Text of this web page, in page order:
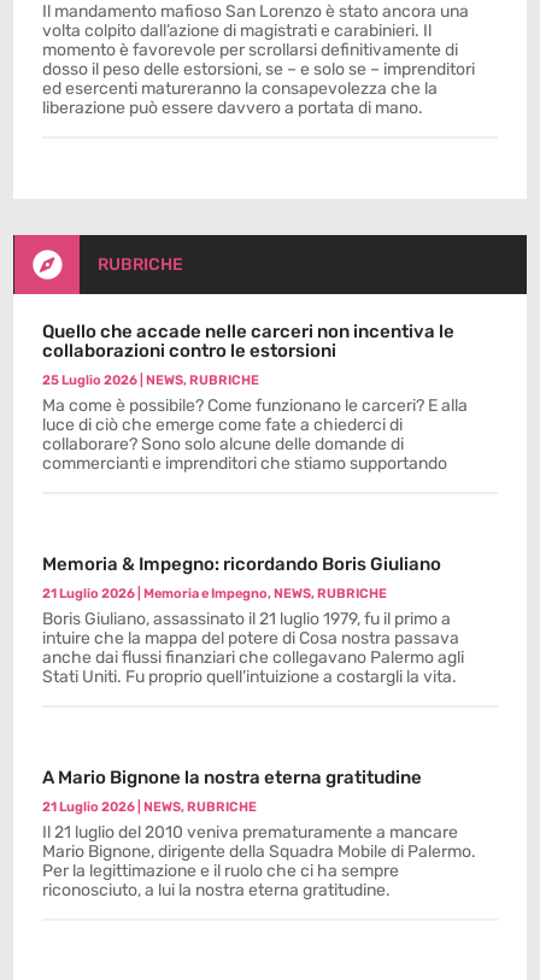
Il mandamento mafioso San Lorenzo è stato ancora una
volta colpito dall’azione di magistrati e carabinieri. Il
momento è favorevole per scrollarsi definitivamente di
dosso il peso delle estorsioni, se – e solo se – imprenditori
ed esercenti matureranno la consapevolezza che la
liberazione può essere davvero a portata di mano.
 RUBRICHE
Quello che accade nelle carceri non incentiva le
collaborazioni contro le estorsioni
25 Luglio 2026 |NEWS,RUBRICHE
Ma come è possibile? Come funzionano le carceri? E alla
luce di ciò che emerge come fate a chiederci di
collaborare? Sono solo alcune delle domande di
commercianti e imprenditori che stiamo supportando
Memoria & Impegno: ricordando Boris Giuliano
21 Luglio 2026 |Memoria e Impegno,NEWS,RUBRICHE
Boris Giuliano, assassinato il 21 luglio 1979, fu il primo a
intuire che la mappa del potere di Cosa nostra passava
anche dai flussi finanziari che collegavano Palermo agli
Stati Uniti. Fu proprio quell’intuizione a costargli la vita.
A Mario Bignone la nostra eterna gratitudine
21 Luglio 2026 |NEWS,RUBRICHE
Il 21 luglio del 2010 veniva prematuramente a mancare
Mario Bignone, dirigente della Squadra Mobile di Palermo.
Per la legittimazione e il ruolo che ci ha sempre
riconosciuto, a lui la nostra eterna gratitudine.